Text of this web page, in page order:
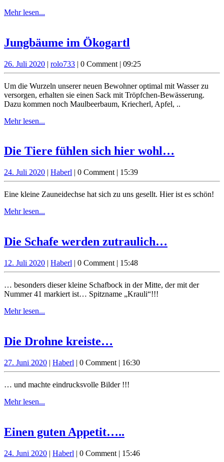
Mehr lesen...
Jungbäume im Ökogartl
Ökogartl
26. Juli 202026.
Juli
2020
| rolo733rolo733
| 0 Comment | 09:25
Um die Wurzeln unserer neuen Bewohner optimal mit Wasser zu
versorgen, erhalten sie einen Sack mit Tröpfchen-Bewässerung.
Dazu kommen noch Maulbeerbaum, Kriecherl, Apfel, ..
Mehr lesen...
Die Tiere fühlen sich hier wohl…
fühlen
sich
24. Juli 202024.
Juli
2020
| Haberl Haberl
| 0 Comment | 15:39
Eine kleine Zauneidechse hat sich zu uns gesellt. Hier ist es schön!
Mehr lesen...
Die Schafe werden zutraulich…
werden
12. Juli 202012.
Juli
2020
| Haberl Haberl
| 0 Comment | 15:48
… besonders dieser kleine Schafbock in der Mitte, der mit der
Nummer 41 markiert ist… Spitzname „Krauli“!!!
Mehr lesen...
Die Drohne kreiste…
kreiste…
27. Juni 202027.
Juni
2020
| Haberl Haberl
| 0 Comment | 16:30
… und machte eindrucksvolle Bilder !!!
Mehr lesen...
Einen guten Appetit…..
Appetit…..
24. Juni 202024.
| Haberl Haberl
| 0 Comment | 15:46